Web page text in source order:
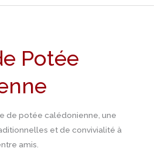
Potée
de potée calédonienne, une
et de convivialité à
amis.